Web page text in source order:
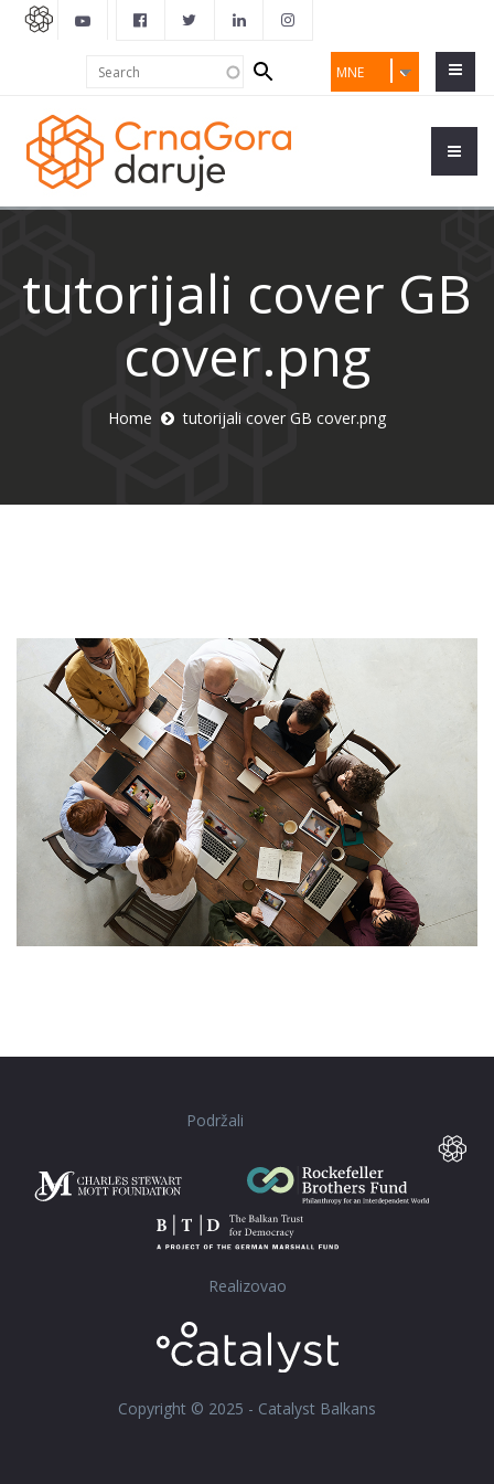
MNE
Search
form
tutorijali cover GB
cover.png
Home tutorijali cover GB cover.png
Podržali
Realizovao
Copyright © 2025 - Catalyst Balkans